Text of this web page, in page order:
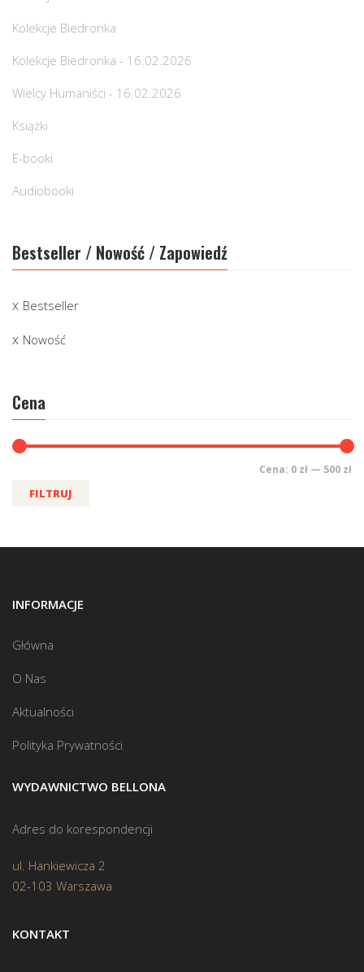
Kolekcje Biedronka
Kolekcje Biedronka - 16.02.2026
Wielcy Humaniści - 16.02.2026
Książki
E-booki
Audiobooki
Bestseller / Nowość / Zapowiedź
Bestseller
Nowość
Cena
FILTRUJ
Cena: 0 zł — 500 zł
INFORMACJE
Główna
O Nas
Aktualności
Polityka Prywatności
WYDAWNICTWO BELLONA
Adres do korespondencji
ul. Hankiewicza 2
02-103 Warszawa
KONTAKT